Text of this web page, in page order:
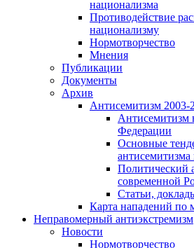
национализма
Противодействие
национализму
Нормотворчество
Мнения
Публикации
Документы
Архив
Антисемитизм 2003-
Антисемитизм
Федерации
Основные
Политический
современной
Статьи,
Карта нападений по
Неправомерный антиэкстремизм
Новости
Нормотворчество